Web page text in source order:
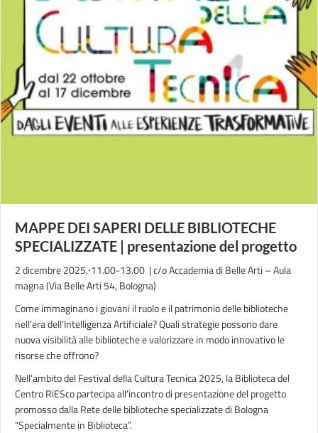
MAPPE DEI SAPERI DELLE BIBLIOTECHE
SPECIALIZZATE | presentazione del progetto
2 dicembre 2025,⋅11.00-13.00 | c/o Accademia di Belle Arti – Aula
magna (Via Belle Arti 54, Bologna)
Come immaginano i giovani il ruolo e il patrimonio delle biblioteche
nell’era dell’Intelligenza Artificiale? Quali strategie possono dare
nuova visibilità alle biblioteche e valorizzare in modo innovativo le
risorse che offrono?
Nell’ambito del Festival della Cultura Tecnica 2025, la Biblioteca del
Centro RiESco partecipa all’incontro di presentazione del progetto
promosso dalla Rete delle biblioteche specializzate di Bologna
“Specialmente in Biblioteca”.